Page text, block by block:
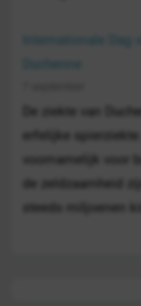
Internationale Dag
De ziekte van
erfelijke
voornamelijk voor
de zeldzaamheid
steeds miljoenen